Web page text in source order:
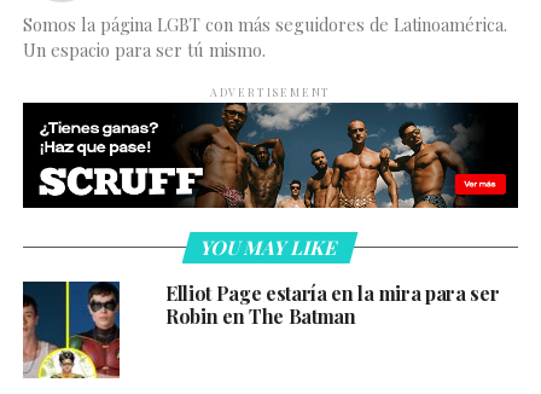
Somos la página LGBT con más seguidores de Latinoamérica.
Un espacio para ser tú mismo.
ADVERTISEMENT
YOU MAY LIKE
Elliot Page estaría en la mira para ser
Robin en The Batman